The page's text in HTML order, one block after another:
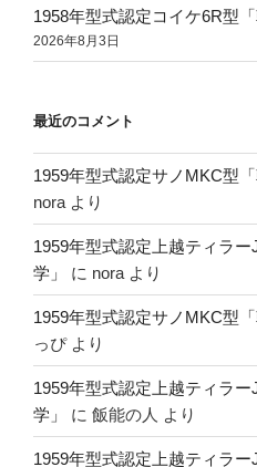
1958年型式認定コイケ6R型
2026年8月3日
最近のコメント
1959年型式認定サノMKC型
nora より
1959年型式認定上越ティラ
学」
に nora より
1959年型式認定サノMKC型
っぴより
1959年型式認定上越ティラ
学」
に 飯能の人 より
1959年型式認定上越ティラ